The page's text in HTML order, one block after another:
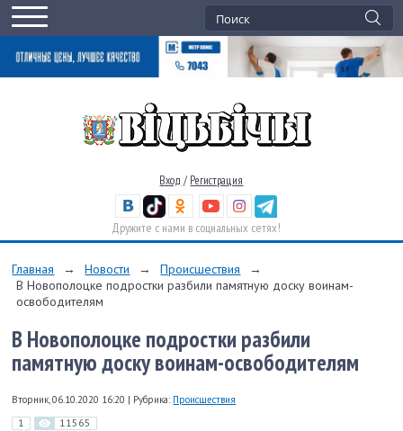
Вход / Регистрация
Дружите с нами в социальных сетях!
Главная → Новости → Происшествия
→
В Новополоцке подростки разбили памятную доску воинам-
освободителям
В Новополоцке подростки разбили
памятную доску воинам-освободителям
Вторник, 06.10.2020 16:20 | Рубрика: Происшествия
1 11565